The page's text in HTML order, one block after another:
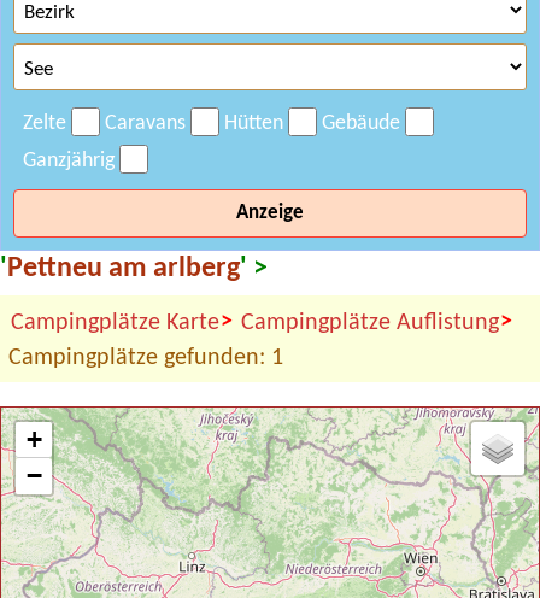
Zelte Caravans Hütten
Gebäude
Ganzjährig
Anzeige
' Pettneu am arlberg' >
Campingplätze Karte> Campingplätze Auflistung>
Campingplätze gefunden: 1
+
−